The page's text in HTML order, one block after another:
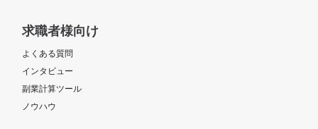
求職者様向け
よくある質問
インタビュー
副業計算ツール
ノウハウ